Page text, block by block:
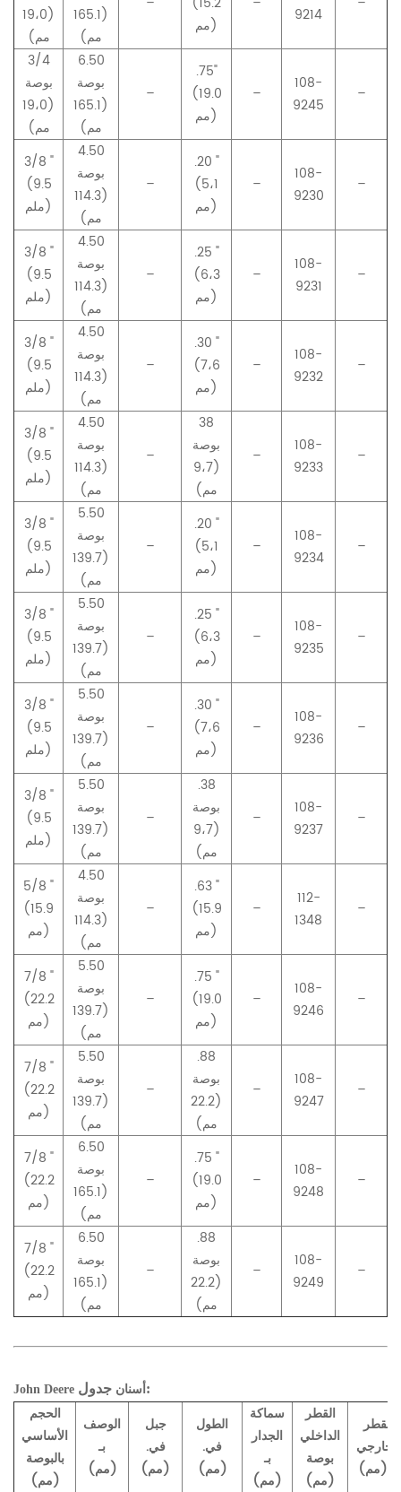
(19،0
مم)
(165.1
مم)
مم)
9214
3/4
بوصة
(19،0
مم)
6.50
بوصة
(165.1
مم)
–
.75"
(19.0
مم)
–
108-
9245
–
3/8 "
(9.5
ملم)
4.50
بوصة
(114.3
مم)
–
.20 "
(5،1
مم)
–
108-
9230
–
3/8 "
(9.5
ملم)
4.50
بوصة
(114.3
مم)
–
.25 "
(6،3
مم)
–
108-
9231
–
3/8 "
(9.5
ملم)
4.50
بوصة
(114.3
مم)
–
.30 "
(7،6
مم)
–
108-
9232
–
3/8 "
(9.5
ملم)
4.50
بوصة
(114.3
مم)
–
38
بوصة
(9،7
مم)
–
108-
9233
–
3/8 "
(9.5
ملم)
5.50
بوصة
(139.7
مم)
–
.20 "
(5،1
مم)
–
108-
9234
–
3/8 "
(9.5
ملم)
5.50
بوصة
(139.7
مم)
–
.25 "
(6،3
مم)
–
108-
9235
–
3/8 "
(9.5
ملم)
5.50
بوصة
(139.7
مم)
–
.30 "
(7،6
مم)
–
108-
9236
–
3/8 "
(9.5
ملم)
5.50
بوصة
(139.7
مم)
–
.38
بوصة
(9،7
مم)
–
108-
9237
–
5/8 "
(15.9
مم)
4.50
بوصة
(114.3
مم)
–
.63 "
(15.9
مم)
–
112-
1348
–
7/8 "
(22.2
مم)
5.50
بوصة
(139.7
مم)
–
.75 "
(19.0
مم)
–
108-
9246
–
7/8 "
(22.2
مم)
5.50
بوصة
(139.7
مم)
–
.88
بوصة
(22.2
مم)
–
108-
9247
–
7/8 "
(22.2
مم)
6.50
بوصة
(165.1
مم)
–
.75 "
(19.0
مم)
–
108-
9248
–
7/8 "
(22.2
مم)
6.50
بوصة
(165.1
مم)
–
.88
بوصة
(22.2
مم)
–
108-
9249
–
John Deere أسنان جدول:
الحجم
الأساسي
بالبوصة
(مم)
الوصف
بـ
(مم)
جبل
في.
(مم)
الطول
في.
(مم)
سماكة
الجدار
بـ
(مم)
القطر
الداخلي
بوصة
(مم)
القطر
الخارجي
بـ (مم)